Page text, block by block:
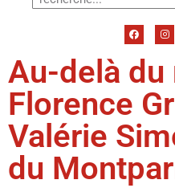
Au-delà du
Florence
Valérie
du